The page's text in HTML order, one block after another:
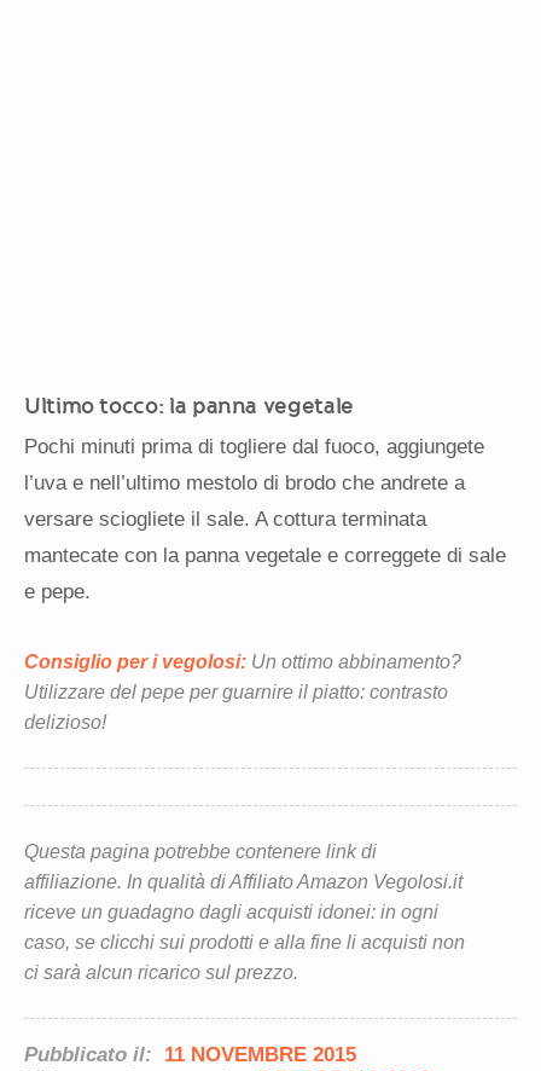
Ultimo tocco: la panna vegetale
Pochi minuti prima di togliere dal fuoco, aggiungete
l’uva e nell’ultimo mestolo di brodo che andrete a
versare sciogliete il sale. A cottura terminata
mantecate con la panna vegetale e correggete di sale
e pepe.
Consiglio per i vegolosi: Un ottimo abbinamento?
Utilizzare del pepe per guarnire il piatto: contrasto
delizioso!
Questa pagina potrebbe contenere link di
affiliazione. In qualità di Affiliato Amazon Vegolosi.it
riceve un guadagno dagli acquisti idonei: in ogni
caso, se clicchi sui prodotti e alla fine li acquisti non
ci sarà alcun ricarico sul prezzo.
Pubblicato il:
11 NOVEMBRE 2015